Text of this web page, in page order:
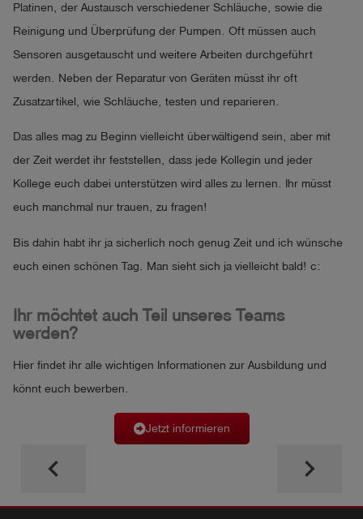
Platinen, der Austausch verschiedener Schläuche, sowie die
Reinigung und Überprüfung der Pumpen. Oft müssen auch
Sensoren ausgetauscht und weitere Arbeiten durchgeführt
werden. Neben der Reparatur von Geräten müsst ihr oft
Zusatzartikel, wie Schläuche, testen und reparieren.
Das alles mag zu Beginn vielleicht überwältigend sein, aber mit
der Zeit werdet ihr feststellen, dass jede Kollegin und jeder
Kollege euch dabei unterstützen wird alles zu lernen. Ihr müsst
euch manchmal nur trauen, zu fragen!
Bis dahin habt ihr ja sicherlich noch genug Zeit und ich wünsche
euch einen schönen Tag. Man sieht sich ja vielleicht bald! c:
Ihr möchtet auch Teil unseres Teams
werden?
Hier findet ihr alle wichtigen Informationen zur Ausbildung und
könnt euch bewerben.
Jetzt informieren
keyboard_arrow_left keyboard_arrow_right